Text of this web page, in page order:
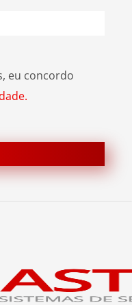
eu concordo